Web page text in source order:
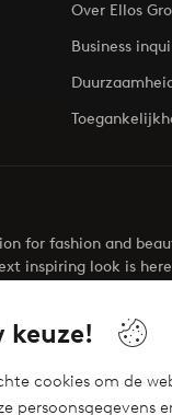
keuze!
cookies om de
Over Ellos
Business
for fashion and
inspiring look is